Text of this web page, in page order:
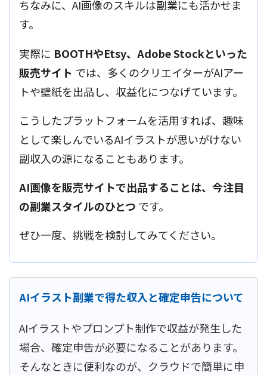
ちなみに、AI画像のスキルは副業にも活かせま
す。
実際に BOOTHやEtsy、Adobe Stockといった
販売サイト では、多くのクリエイターがAIアー
トや壁紙を出品し、収益化につなげています。
こうしたプラットフォームを活用すれば、趣味
として楽しんでいるAIイラストが思いがけない
副収入の源になることもあります。
AI画像を販売サイトで出品することは、今注目
の副業スタイルのひとつ です。
ぜひ一度、挑戦を検討してみてください。
AIイラスト副業で得た収入と確定申告について
AIイラストやプロンプト制作で収益が発生した
場合、確定申告が必要になることがあります。
そんなときに便利なのが、クラウドで簡単に申